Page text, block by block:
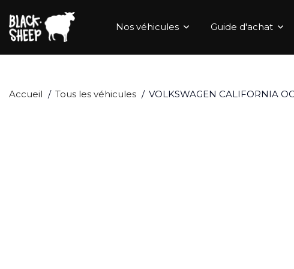
Nos véhicules Guide d'achat
Accueil Tous les véhicules VOLKSWAGEN CALIFORNIA